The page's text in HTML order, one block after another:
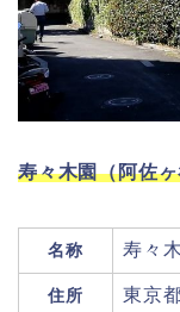
寿々木園（阿佐
名称 寿々
住所 東京